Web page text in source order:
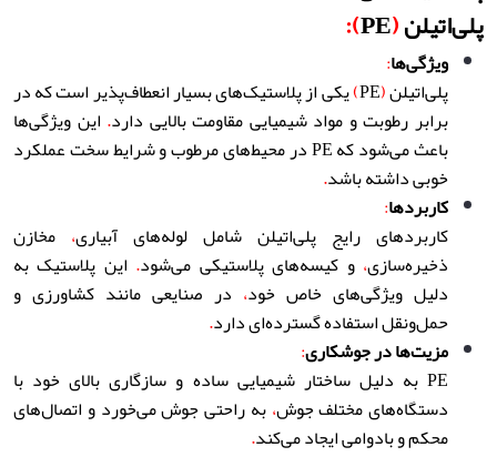
پلی‌اتیلن(
PE
):
ویژگی‌ها:
پلی‌اتیلن(
PE
)یکی از پلاستیک‌های بسیار انعطاف‌پذیر است که در
برابر رطوبت و مواد شیمیایی مقاومت بالایی دارد. این ویژگی‌ها
باعث می‌شود که PE در محیط‌های مرطوب و شرایط سخت عملکرد
خوبی داشته باشد.
کاربردها:
کاربردهای رایج پلی‌اتیلن شامل لوله‌های آبیاری، مخازن
ذخیره‌سازی، و کیسه‌های پلاستیکی می‌شود. این پلاستیک به
دلیل ویژگی‌های خاص خود، در صنایعی مانند کشاورزی و
حمل‌ونقل استفاده گسترده‌ای دارد.
مزیت‌ها در جوشکاری:
PE به دلیل ساختار شیمیایی ساده و سازگاری بالای خود با
دستگاه‌های مختلف جوش،به راحتی جوش می‌خورد و اتصال‌های
محکم و بادوامی ایجاد می‌کند.